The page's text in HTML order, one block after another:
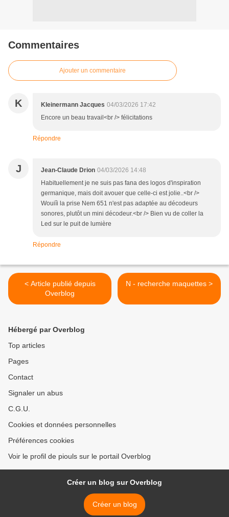
Commentaires
Ajouter un commentaire
K Kleinermann Jacques 04/03/2026 17:42
Encore un beau travail<br /> félicitations
Répondre
J Jean-Claude Drion 04/03/2026 14:48
Habituellement je ne suis pas fana des logos d'inspiration
germanique, mais doit avouer que celle-ci est jolie..<br />
Wouiîi la prise Nem 651 n'est pas adaptée au décodeurs
sonores, plutôt un mini décodeur.<br /> Bien vu de coller la
Led sur le puit de lumière
Répondre
< Article publié depuis
Overblog
N - recherche maquettes >
Hébergé par Overblog
Top articles
Pages
Contact
Signaler un abus
C.G.U.
Cookies et données personnelles
Préférences cookies
Voir le profil de piouls sur le portail Overblog
Créer un blog sur Overblog
Créer un blog